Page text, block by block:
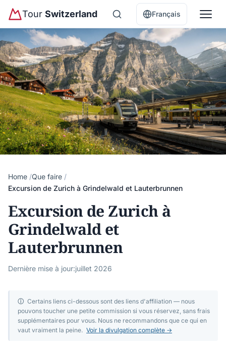
Tour Switzerland Français
Home Que faire
Excursion de Zurich à Grindelwald et Lauterbrunnen
Excursion de Zurich à
Grindelwald et
Lauterbrunnen
Dernière mise à jour:juillet 2026
ⓘ Certains liens ci-dessous sont des liens d'affiliation — nous
pouvons toucher une petite commission si vous réservez, sans frais
supplémentaires pour vous. Nous ne recommandons que ce qui en
vaut vraiment la peine. Voir la divulgation complète →